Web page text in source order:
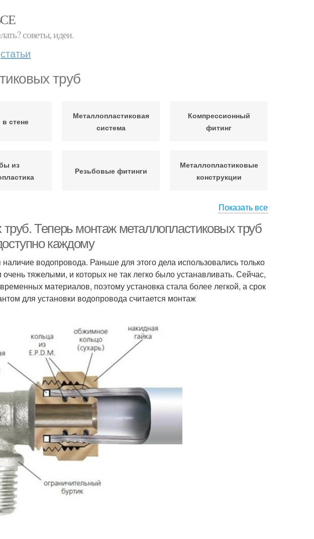
советы, идеи.
статьи
труб
стене
Металлопластиковая
система
Компрессионный
фитинг
из
Резьбовые фитинги
Металлопластиковые
конструкции
Показать все
Теперь монтаж металлопластиковых труб
каждому
водопровода. Раньше для этого дела использовались только
тяжелыми, и которых не так легко было устанавливать. Сейчас,
материалов, поэтому установка стала более легкой, а срок
для установки водопровода считается монтаж